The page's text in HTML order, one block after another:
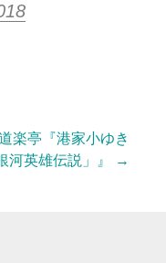
楽亭『港家小ゆき
河英雄伝説」』
→